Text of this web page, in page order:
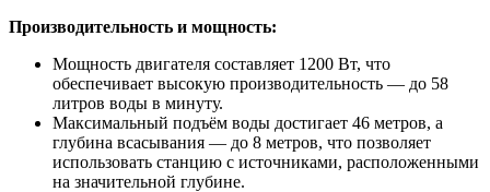
Производительность и мощность:
Мощность двигателя составляет 1200 Вт, что
обеспечивает высокую производительность — до 58
литров воды в минуту.
Максимальный подъём воды достигает 46 метров, а
глубина всасывания — до 8 метров, что позволяет
использовать станцию с источниками, расположенными
на значительной глубине.